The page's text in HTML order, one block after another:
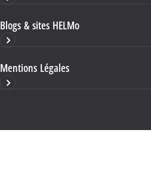
Blogs & sites HELMo
Mentions Légales